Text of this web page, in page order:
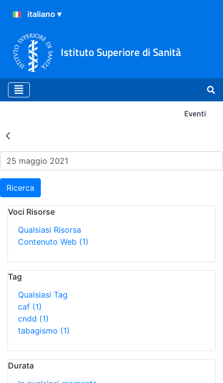
Istituto Superiore di Sanità
Eventi
Risultati della Ricerca -
Ricerca
Voci Risorse
Qualsiasi Risorsa
Contenuto Web (1)
Tag
Qualsiasi Tag
caf (1)
cndd (1)
tabagismo (1)
Durata